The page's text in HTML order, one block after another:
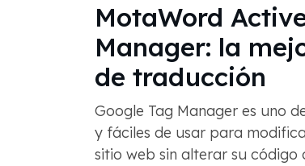
MotaWord
Manager: la
de traducción
Google Tag Manager es uno
y fáciles de usar para
sitio web sin alterar su código